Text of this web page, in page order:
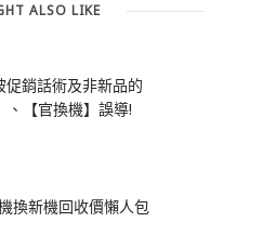
ALSO LIKE
銷話術及非新品的
、【官換機】誤導!
換新機回收價懶人包